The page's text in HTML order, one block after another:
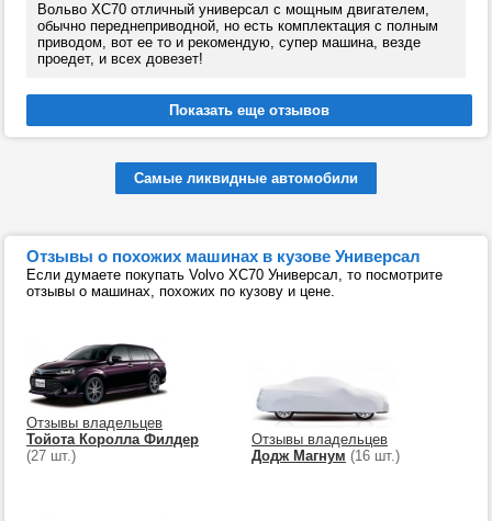
Вольво ХС70 отличный универсал с мощным двигателем,
обычно переднеприводной, но есть комплектация с полным
приводом, вот ее то и рекомендую, супер машина, везде
проедет, и всех довезет!
Самые ликвидные автомобили
Отзывы о похожих машинах в кузове Универсал
Если думаете покупать Volvo XC70 Универсал, то посмотрите
отзывы о машинах, похожих по кузову и цене.
Отзывы владельцев
Тойота Королла Филдер
(27 шт.)
Отзывы владельцев
Додж Магнум (16 шт.)